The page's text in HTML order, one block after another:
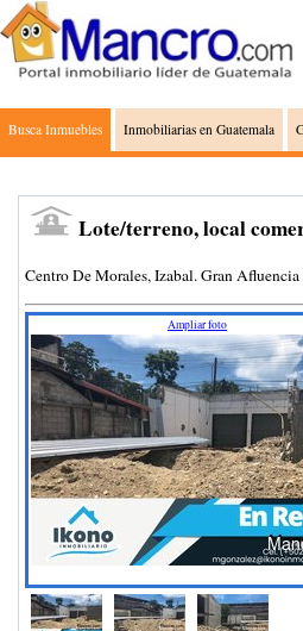
Busca Inmuebles Inmobiliarias en Guatemala
Lote/terreno, local
Centro De Morales, Izabal. Gran
Ampliar foto